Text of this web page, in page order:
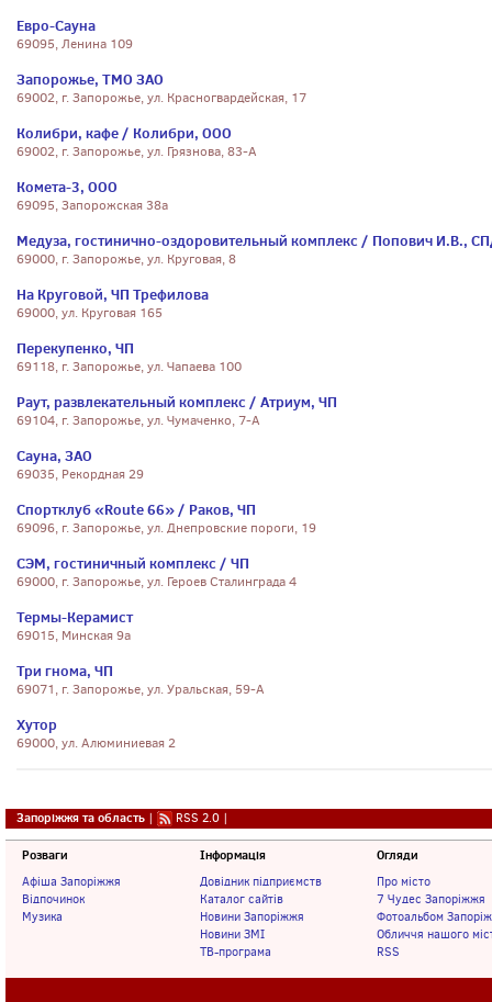
Евро-Сауна
69095, Ленина 109
Запорожье, ТМО ЗАО
69002, г. Запорожье, ул. Красногвардейская, 17
Колибри, кафе / Колибри, ООО
69002, г. Запорожье, ул. Грязнова, 83-А
Комета-3, ООО
69095, Запорожская 38а
Медуза, гостинично-оздоровительный комплекс / Попович И.В.,
69000, г. Запорожье, ул. Круговая, 8
На Круговой, ЧП Трефилова
69000, ул. Круговая 165
Перекупенко, ЧП
69118, г. Запорожье, ул. Чапаева 100
Раут, развлекательный комплекс / Атриум, ЧП
69104, г. Запорожье, ул. Чумаченко, 7-А
Сауна, ЗАО
69035, Рекордная 29
Спортклуб «Route 66» / Раков, ЧП
69096, г. Запорожье, ул. Днепровские пороги, 19
СЭМ, гостиничный комплекс / ЧП
69000, г. Запорожье, ул. Героев Сталинграда 4
Термы-Керамист
69015, Минская 9а
Три гнома, ЧП
69071, г. Запорожье, ул. Уральская, 59-А
Хутор
69000, ул. Алюминиевая 2
Запоріжжя та область | RSS 2.0 |
Розваги
Афіша Запоріжжя
Відпочинок
Музика
Інформація
Довідник підприємств
Каталог сайтів
Новини Запоріжжя
Новини ЗМІ
ТВ-програма
Огляди
Про місто
7 Чудес Запоріжжя
Фотоальбом
Обличчя нашого
RSS